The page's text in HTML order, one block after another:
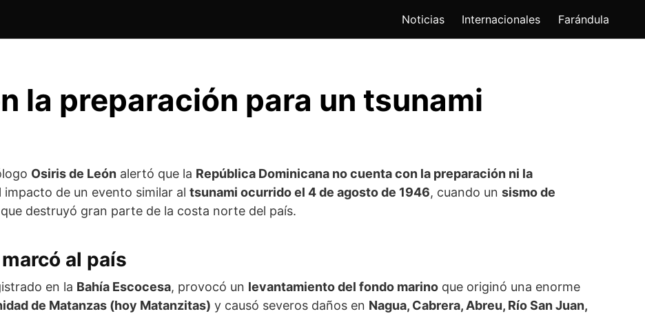
Noticias Internacionales Farándula
la preparación para un tsunami
Osiris de León alertó que la República Dominicana no cuenta con la preparación ni la
de un evento similar al tsunami ocurrido el 4 de agosto de 1946, cuando un sismo de
destruyó gran parte de la costa norte del país.
al país
en la Bahía Escocesa, provocó un levantamiento del fondo marino que originó una enorme
de Matanzas (hoy Matanzitas) y causó severos daños en Nagua, Cabrera, Abreu, Río San Juan,